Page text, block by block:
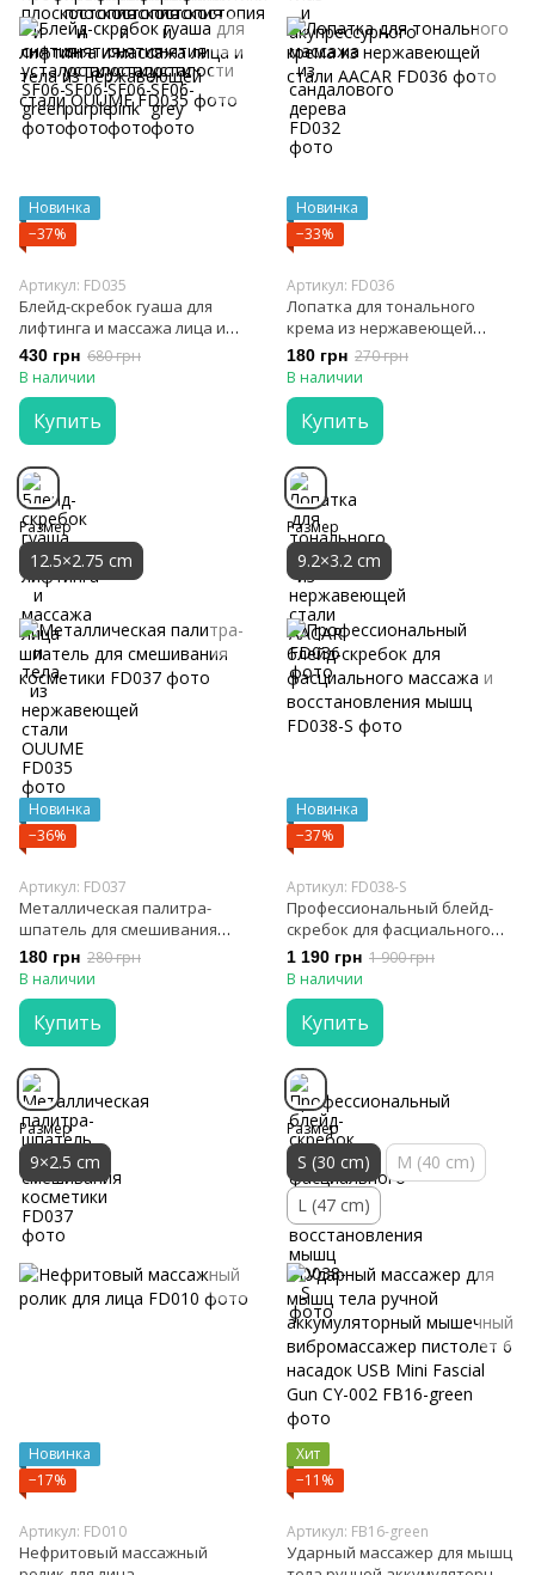
Новинка
−37%
Артикул: FD035
Блейд-скребок гуаша для
лифтинга и массажа лица и
тела из нержавеющей стали
OUUME
430 грн 680 грн
В наличии
Купить
Размер
12.5×2.75 cm
Новинка
−33%
Артикул: FD036
Лопатка для тонального
крема из нержавеющей
стали AACAR
180 грн 270 грн
В наличии
Купить
Размер
9.2×3.2 cm
Новинка
−36%
Артикул: FD037
Металлическая палитра-
шпатель для смешивания
косметики
180 грн 280 грн
В наличии
Купить
Размер
9×2.5 cm
Новинка
−37%
Артикул: FD038-S
Профессиональный блейд-
скребок для фасциального
массажа и восстановления
мышц
1 190 грн 1 900 грн
В наличии
Купить
Размер
S (30 cm)
M (40 cm)
L (47 cm)
Новинка
−17%
Артикул: FD010
Нефритовый массажный
Хит
−11%
Артикул: FB16-green
Ударный массажер для мышц